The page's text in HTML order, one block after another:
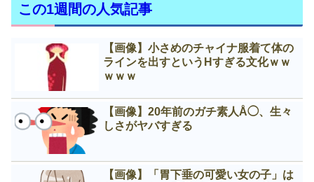
この1週間の人気記事
【画像】小さめのチャイナ服着て体の
ラインを出すというНすぎる文化ｗｗ
ｗｗｗ
【画像】20年前のガチ素人Å◯、生々
しさがヤバすぎる
【画像】「胃下垂の可愛い女の子」は